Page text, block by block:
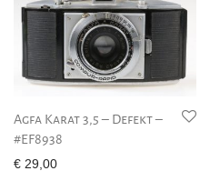
Agfa Karat 3,5 – Defekt –
#EF8938
€ 29,00